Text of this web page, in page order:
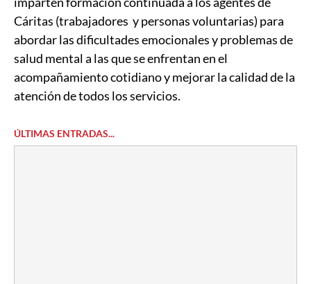
Cáritas (trabajadores y personas voluntarias) para
abordar las dificultades emocionales y problemas de
salud mental a las que se enfrentan en el
acompañamiento cotidiano y mejorar la calidad de la
atención de todos los servicios.
ÚLTIMAS ENTRADAS...